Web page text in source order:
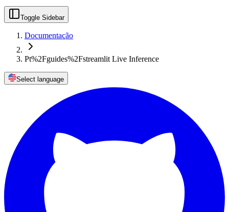
Toggle Sidebar
Documentação
Pt%2Fguides%2Fstreamlit Live Inference
Select language